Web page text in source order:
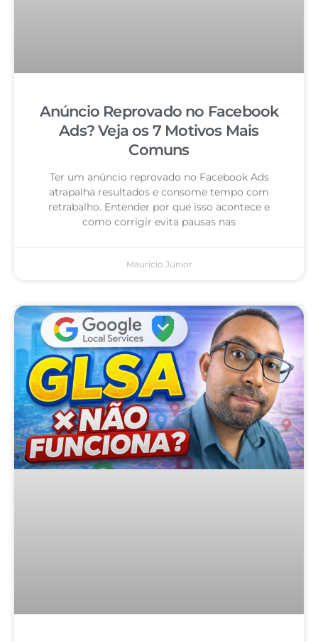
Anúncio Reprovado no Facebook
Ads? Veja os 7 Motivos Mais
Comuns
Ter um anúncio reprovado no Facebook Ads
atrapalha resultados e consome tempo com
retrabalho. Entender por que isso acontece e
como corrigir evita pausas nas
Mauricio Junior